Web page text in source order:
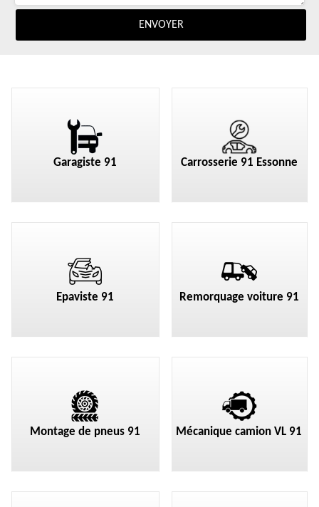
Garagiste 91 Carrosserie 91 Essonne
Epaviste 91 Remorquage voiture 91
Montage de pneus 91 Mécanique camion VL 91